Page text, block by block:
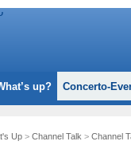
up? Concerto-
Up> Channel Talk > Channel